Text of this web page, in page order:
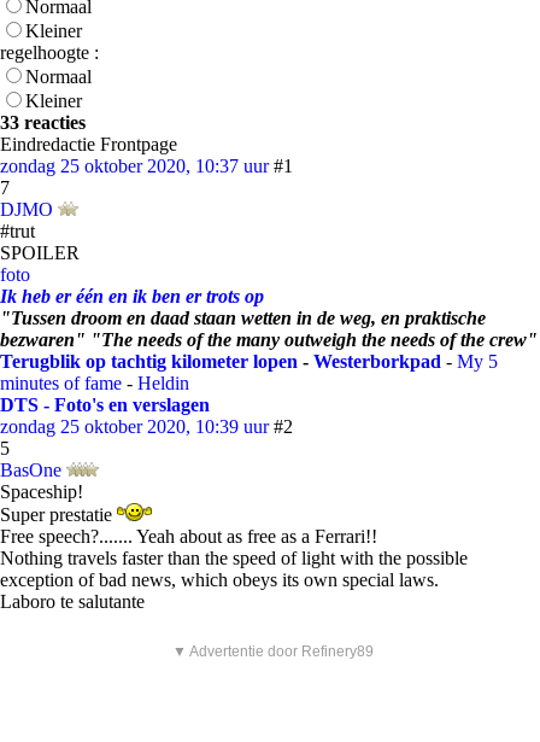
Normaal
Kleiner
regelhoogte :
Normaal
Kleiner
33 reacties
Eindredactie Frontpage
zondag 25 oktober 2020, 10:37 uur #1
7
DJMO
#trut
SPOILER
foto
Ik heb er één en ik ben er trots op
"Tussen droom en daad staan wetten in de weg, en praktische
bezwaren" "The needs of the many outweigh the needs of the crew"
Terugblik op tachtig kilometer lopen - Westerborkpad - My 5
minutes of fame - Heldin
DTS - Foto's en verslagen
zondag 25 oktober 2020, 10:39 uur #2
5
BasOne
Spaceship!
Super prestatie
Free speech?....... Yeah about as free as a Ferrari!!
Nothing travels faster than the speed of light with the possible
exception of bad news, which obeys its own special laws.
Laboro te salutante
▼ Advertentie door Refinery89